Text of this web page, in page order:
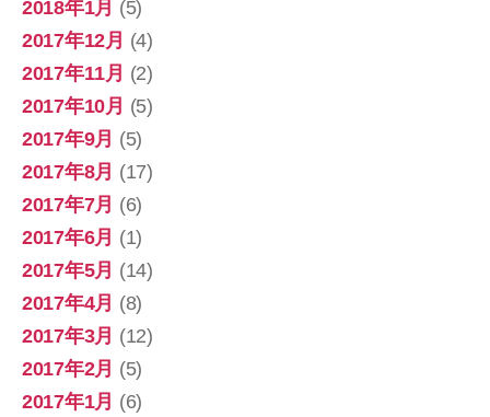
2018年1月 (5)
2017年12月 (4)
2017年11月 (2)
2017年10月 (5)
2017年9月 (5)
2017年8月 (17)
2017年7月 (6)
2017年6月 (1)
2017年5月 (14)
2017年4月 (8)
2017年3月 (12)
2017年2月 (5)
2017年1月 (6)